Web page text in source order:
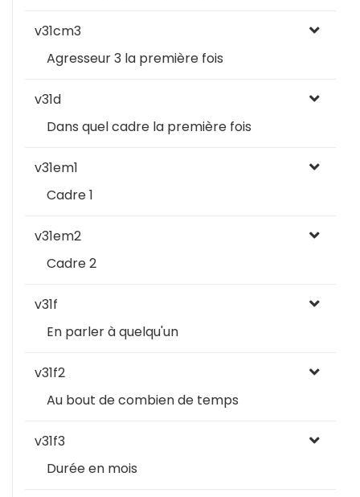
v31cm3
Agresseur 3 la première fois
v31d
Dans quel cadre la première fois
v31em1
Cadre 1
v31em2
Cadre 2
v31f
En parler à quelqu'un
v31f2
Au bout de combien de temps
v31f3
Durée en mois